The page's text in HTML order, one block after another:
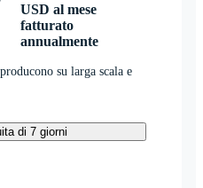
USD al mese
fatturato
annualmente
su larga scala e
di 7 giorni